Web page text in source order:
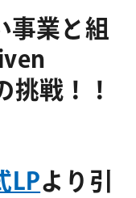
事業と組
戦！！
LPより引